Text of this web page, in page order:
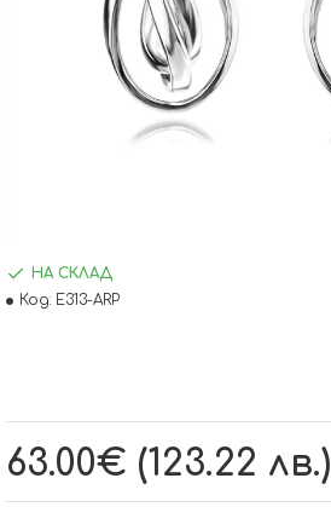
63.00€ (123.22 лв.)
НА СКЛАД
Код: E313-ARP